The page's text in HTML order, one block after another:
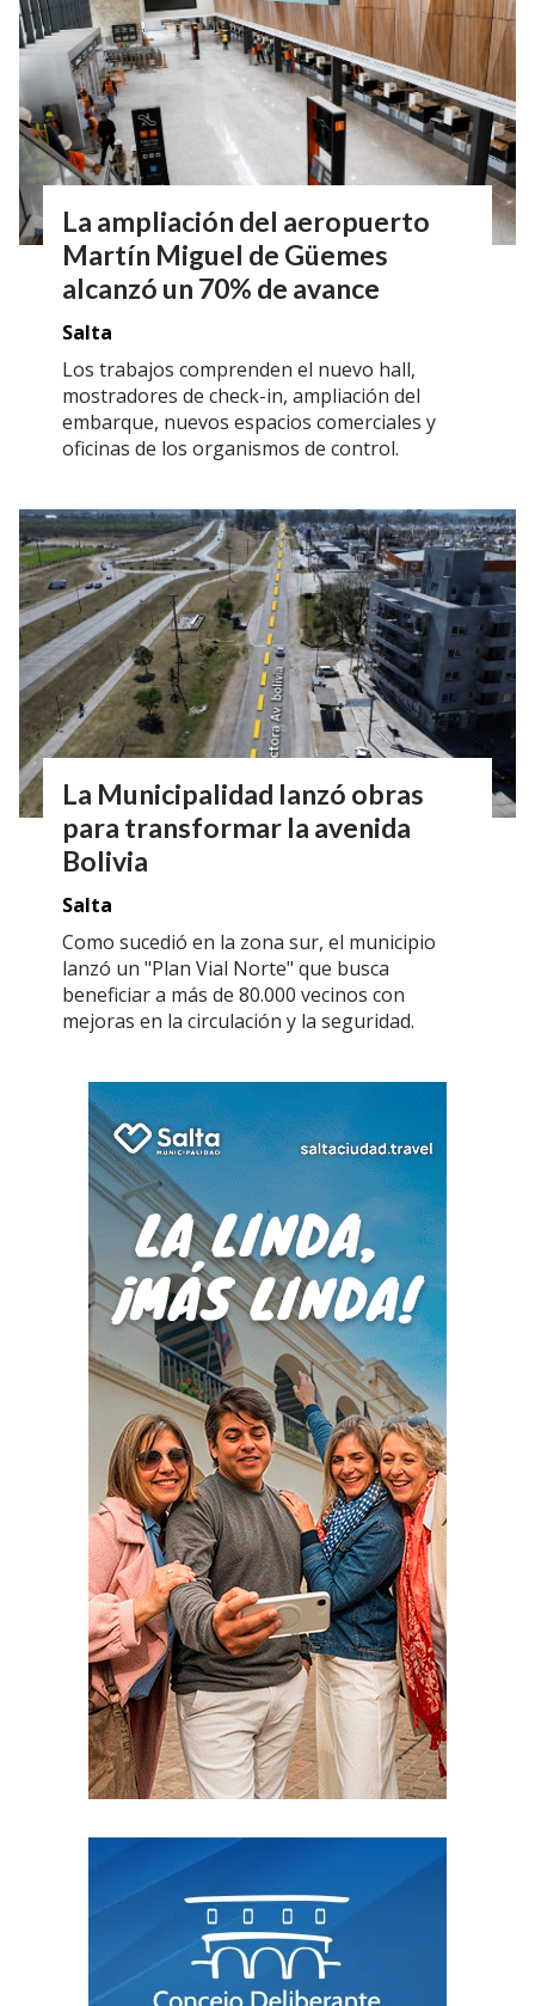
La ampliación del aeropuerto
Martín Miguel de Güemes
alcanzó un 70% de avance
Salta
Los trabajos comprenden el nuevo hall,
mostradores de check-in, ampliación del
embarque, nuevos espacios comerciales y
oficinas de los organismos de control.
La Municipalidad lanzó obras
para transformar la avenida
Bolivia
Salta
Como sucedió en la zona sur, el municipio
lanzó un "Plan Vial Norte" que busca
beneficiar a más de 80.000 vecinos con
mejoras en la circulación y la seguridad.